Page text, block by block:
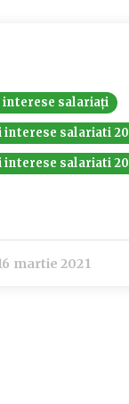
interese salariați
interese salariati
interese salariati
martie 2021